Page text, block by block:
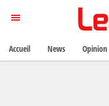
Accueil News Opinion